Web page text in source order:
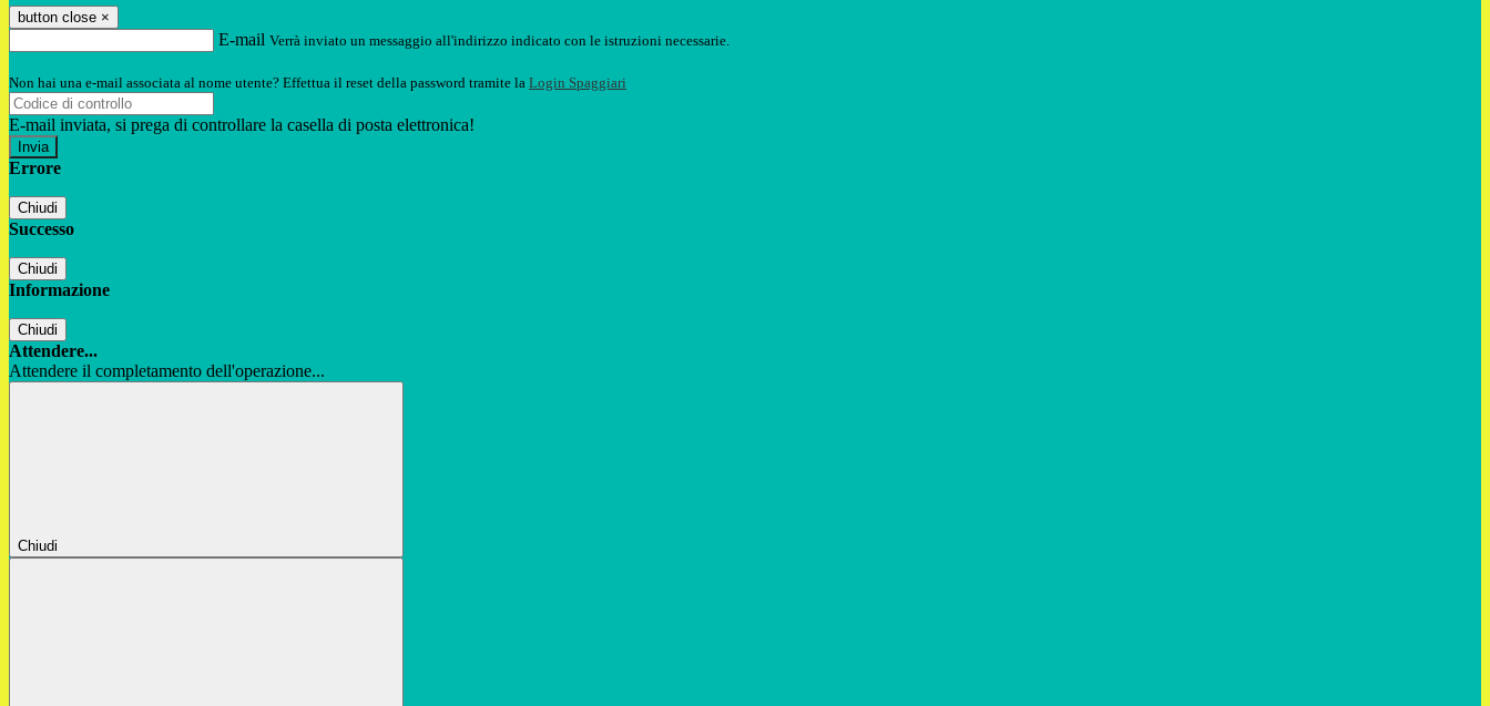
button close ×
E-mail Verrà inviato un messaggio all'indirizzo indicato con le istruzioni necessarie.
Non hai una e-mail associata al nome utente? Effettua il reset della password tramite la Login Spaggiari
E-mail inviata, si prega di controllare la casella di posta elettronica!
Errore
Chiudi
Successo
Chiudi
Informazione
Chiudi
Attendere...
Attendere il completamento dell'operazione...
Chiudi